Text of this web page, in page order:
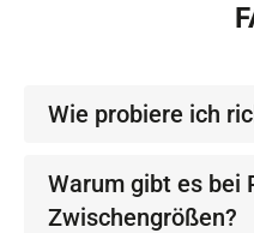
Wie probiere ich
Warum gibt es bei
Zwischengrößen?